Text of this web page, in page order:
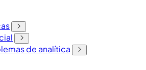
de analítica